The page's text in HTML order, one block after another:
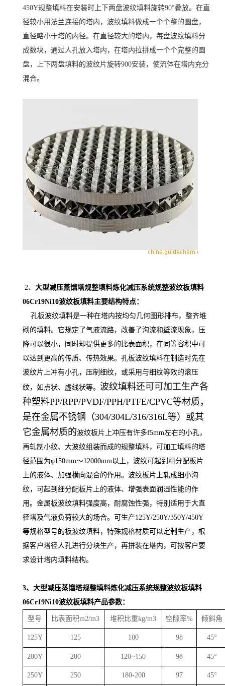
450Y规整填料在安装时上下两盘波纹填料旋转90°叠放。在直
径较小用法兰连接的塔内，波纹填料做成一个个整的圆盘，
直径略小于塔的内径。在直径较大的塔内，每盘波纹填料分
成数块，通过人孔放入塔内，在塔内拉拼成一个个完整的圆
盘，上下两盘填料的波纹片旋转900安装，使流体在塔内充分
混合。
2、 大型减压蒸馏塔规整填料炼化减压系统规整波纹板填料
06Cr19Ni10波纹板填料主要结构特点：
孔板波纹填料是一种在塔内按均匀几何图形排布，整齐堆
砌的填料。它规定了气液流路，改善了沟流和壁流现象，压
降可以很小，同时却提供更多的比表面积，在同等容积中可
以达到更高的传质、传热效果。孔板波纹填料在制造时先在
波纹片上冲有小孔，压制细纹，或采用与细纹等效的滚压
纹，如点状、虚线状等。 波纹填料还可可加工生产各
种塑料PP/RPP/PVDF/PPH/PTFE/CPVC等材质，
是在金属不锈钢（304/304L/316/316L等）或其
它金属材质的波纹板片上冲压有许多f5mm左右的小孔，
再轧制小纹、大波纹组装而成的规整填料，可加工填料的塔
径范围为φ150mm～12000mm以上，波纹可起到粗分配板片
上的液体、加强横向混合的作用。波纹板片上轧成细小沟
纹，可起到细分配板片上的液体、增强表面润湿性能的作
用。金属板波纹填料强度高，耐腐蚀性强，特别适用于大直
径塔及气液负荷较大的场合。可生产125Y/250Y/350Y/450Y
等规格型号的板波纹填料，特殊规格材质可以定制生产，根
据客户塔径人孔进行分块生产，再拼装在塔内，可按客户要
求设计塔内填料结构。
3、大型减压蒸馏塔规整填料炼化减压系统规整波纹板填料
06Cr19Ni10波纹板填料产品参数：
型号 比表面积m2/m3 堆积比重kg/m3 空隙率% 倾斜角
125Y 125 100 98 45°
200Y 200 120~150 98 45°
250Y 250 180-200 97 45°